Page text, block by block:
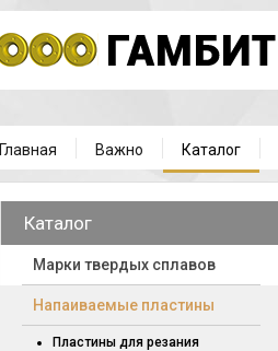
Главная Важно Каталог
Каталог
Марки твердых сплавов
Напаиваемые пластины
Пластины для резания